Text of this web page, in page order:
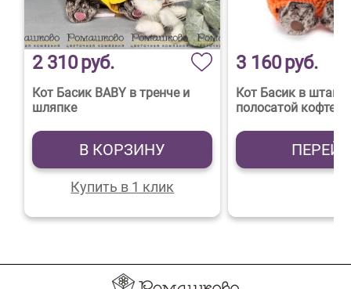
2 310руб.
Кот Басик BABY в тренче и
шляпке
В КОРЗИНУ
Купить в 1 клик
3 160руб.
Кот Басик в
полосатой кофте